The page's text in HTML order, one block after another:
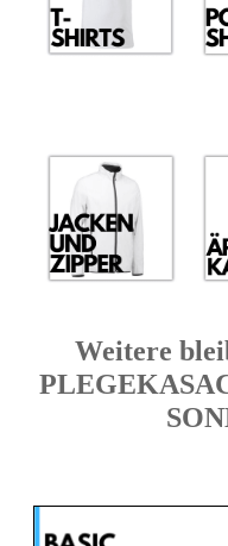
Weitere